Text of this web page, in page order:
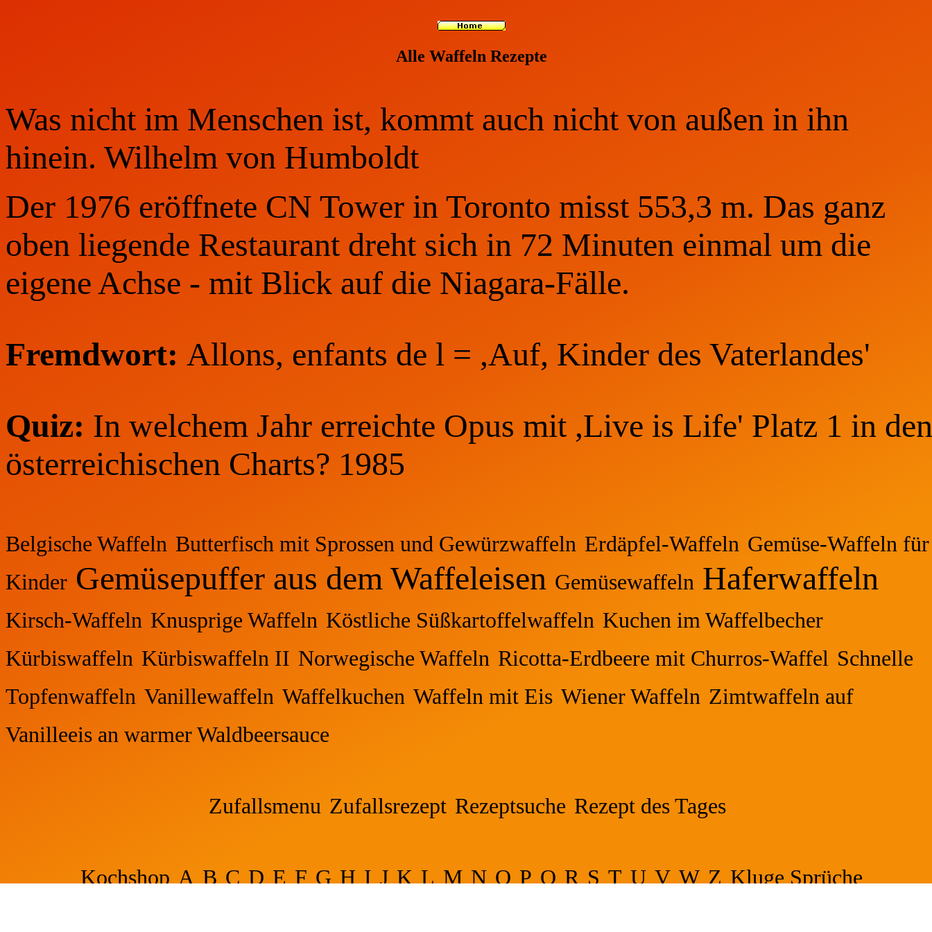
Alle Waffeln Rezepte
Was nicht im Menschen ist, kommt auch nicht von außen in ihn
hinein. Wilhelm von Humboldt
Der 1976 eröffnete CN Tower in Toronto misst 553,3 m. Das ganz
oben liegende Restaurant dreht sich in 72 Minuten einmal um die
eigene Achse - mit Blick auf die Niagara-Fälle.
Fremdwort: Allons, enfants de l = ,Auf, Kinder des Vaterlandes'
Quiz: In welchem Jahr erreichte Opus mit ,Live is Life' Platz 1 in den
österreichischen Charts? 1985
Belgische Waffeln Butterfisch mit Sprossen und Gewürzwaffeln Erdäpfel-Waffeln Gemüse-Waffeln für
Kinder Gemüsepuffer aus dem Waffeleisen Gemüsewaffeln Haferwaffeln
Kirsch-Waffeln Knusprige Waffeln Köstliche Süßkartoffelwaffeln Kuchen im Waffelbecher
Kürbiswaffeln Kürbiswaffeln II Norwegische Waffeln Ricotta-Erdbeere mit Churros-Waffel Schnelle
Topfenwaffeln Vanillewaffeln Waffelkuchen Waffeln mit Eis Wiener Waffeln Zimtwaffeln auf
Vanilleeis an warmer Waldbeersauce
Zufallsmenu Zufallsrezept Rezeptsuche Rezept des Tages
Kochshop A B C D E F G H I J K L M N O P Q R S T U V W Z Kluge Sprüche